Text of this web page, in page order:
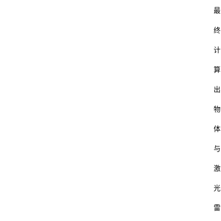
最
终
计
算
出
物
体
与
激
光
雷